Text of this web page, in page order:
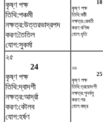
কৃষ্ণ পক্ষ
তিথি:পঞ্চমী
নক্ষত্র:উত্তরভাদ্রপদ
করণ:তৈতিল
যোগ:সুকর্মা
18
কৃষ্ণ পক্ষ
তিথি:ষষ্ঠী
নক্ষত্র:রেবতী
করণ:বণিজ
যোগ:ধৃতি
২৫
24
কৃষ্ণ পক্ষ
তিথি:দ্বাদশী
নক্ষত্র:আর্দ্রা
করণ:কৌলব
যোগ:হর্ষণ
২৬
25
কৃষ্ণ পক্ষ
তিথি:ত্রয়োদশী
নক্ষত্র:পুনর্বসু
করণ:গর
যোগ:বজ্র